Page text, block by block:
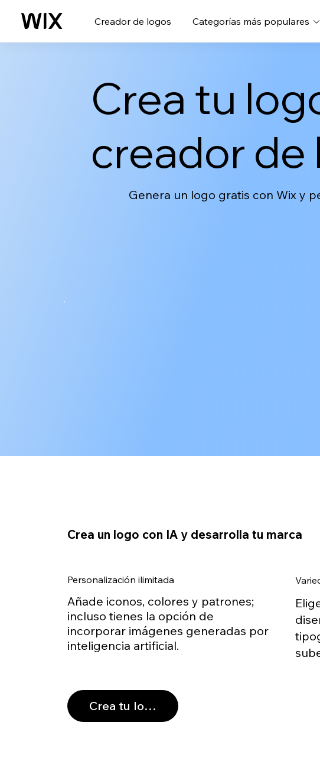
Creador de logos Categorías más populares
Crea tu
creador de
Genera un logo gratis con Wix y
Crea un logo con IA y desarrolla tu marca
Personalización ilimitada
Añade iconos, colores y patrones;
incluso tienes la opción de
incorporar imágenes generadas por
inteligencia artificial.
Crea tu logo